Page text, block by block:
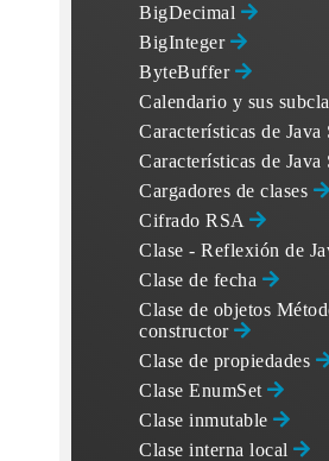
BigDecimal
BigInteger
ByteBuffer
Calendario y sus
Características de Java
Características de Java
Cargadores de clases
Cifrado RSA
Clase - Reflexión de
Clase de fecha
Clase de objetos
constructor
Clase de propiedades
Clase EnumSet
Clase inmutable
Clase interna local